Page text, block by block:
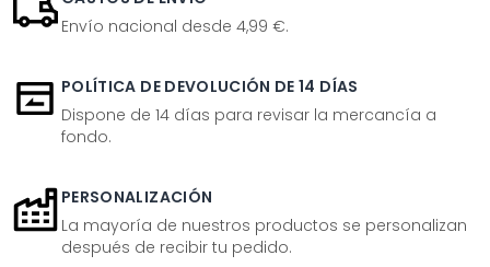
Envío nacional desde 4,99 €.
POLÍTICA DE DEVOLUCIÓN DE 14 DÍAS
Dispone de 14 días para revisar la mercancía a
fondo.
PERSONALIZACIÓN
La mayoría de nuestros productos se personalizan
después de recibir tu pedido.